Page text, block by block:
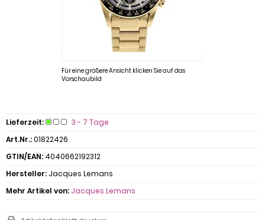
Für eine größere Ansicht klicken Sie auf das
Vorschaubild
Lieferzeit:
3 - 7 Tage
Art.Nr.:01822426
GTIN/EAN: 4040662192312
Hersteller: Jacques Lemans
Mehr Artikel von: Jacques Lemans